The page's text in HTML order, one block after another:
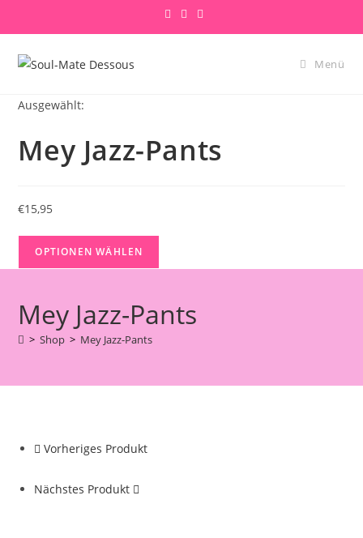
Menü
Ausgewählt:
Mey Jazz-Pants
€15,95
OPTIONEN WÄHLEN
Mey Jazz-Pants
> Shop > Mey Jazz-Pants
Vorheriges Produkt
Nächstes Produkt